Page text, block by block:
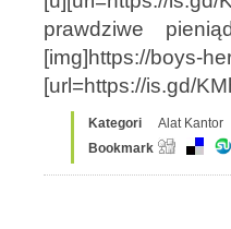
prawdziwe
[img]https://boys-
[url=https://is.gd/
Kategori
Alat Kantor
Bookmark